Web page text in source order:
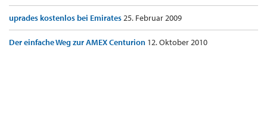
uprades kostenlos bei Emirates25. Februar 2009
Der einfache Weg zur AMEX Centurion 12. Oktober 2010